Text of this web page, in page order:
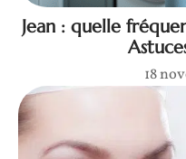
Jean : quelle
18